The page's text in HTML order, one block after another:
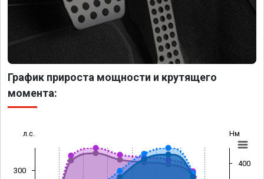
График прироста мощности и крутящего
момента:
л.с. Нм
300
400